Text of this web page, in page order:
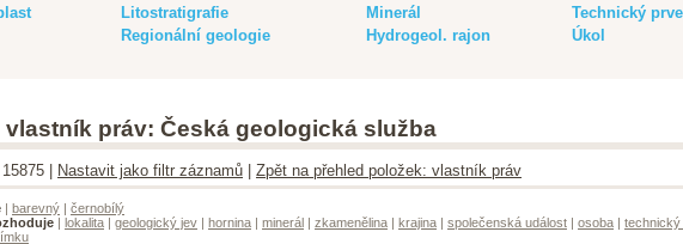
Litostratigrafie Minerál Technický
Regionální geologie Hydrogeol. rajon Úkol
vlastník práv: Česká geologická služba
| Nastavit jako filtr záznamů Zpět na přehled položek: vlastník práv
| barevný | černobílý
| lokalita | geologický jev | hornina | minerál | zkamenělina | krajina | společenská událost | osoba | technický